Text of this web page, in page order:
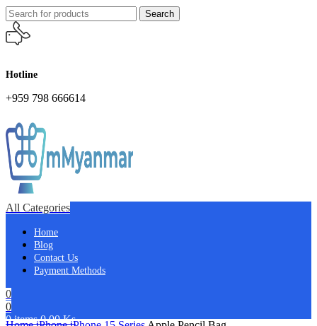
Search
Hotline
+959 798 666614
All Categories
Home
Blog
Contact Us
Payment Methods
0
0
0items 0.00Ks